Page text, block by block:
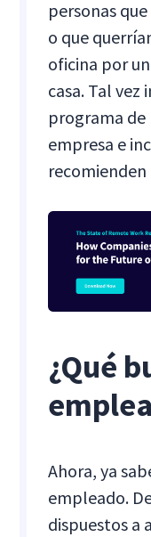
personas
o que
oficina por
casa. Tal vez
programa de
empresa e
¿Qué
Ahora, ya
empleado.
dispuestos a